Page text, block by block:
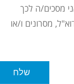
מסכים/ה לכך
מסרונים ו/או
שלח